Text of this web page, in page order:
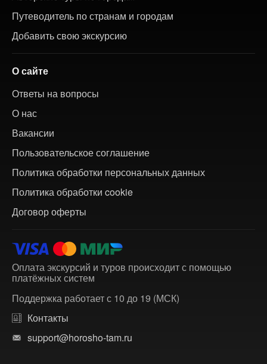
Путеводитель по странам и городам
Добавить свою экскурсию
О сайте
Ответы на вопросы
О нас
Вакансии
Пользовательское соглашение
Политика обработки персональных данных
Политика обработки cookie
Договор оферты
Оплата экскурсий и туров происходит с помощью
платёжных систем
Поддержка работает с 10 до 19 (МСК)
Контакты
support@horosho-tam.ru